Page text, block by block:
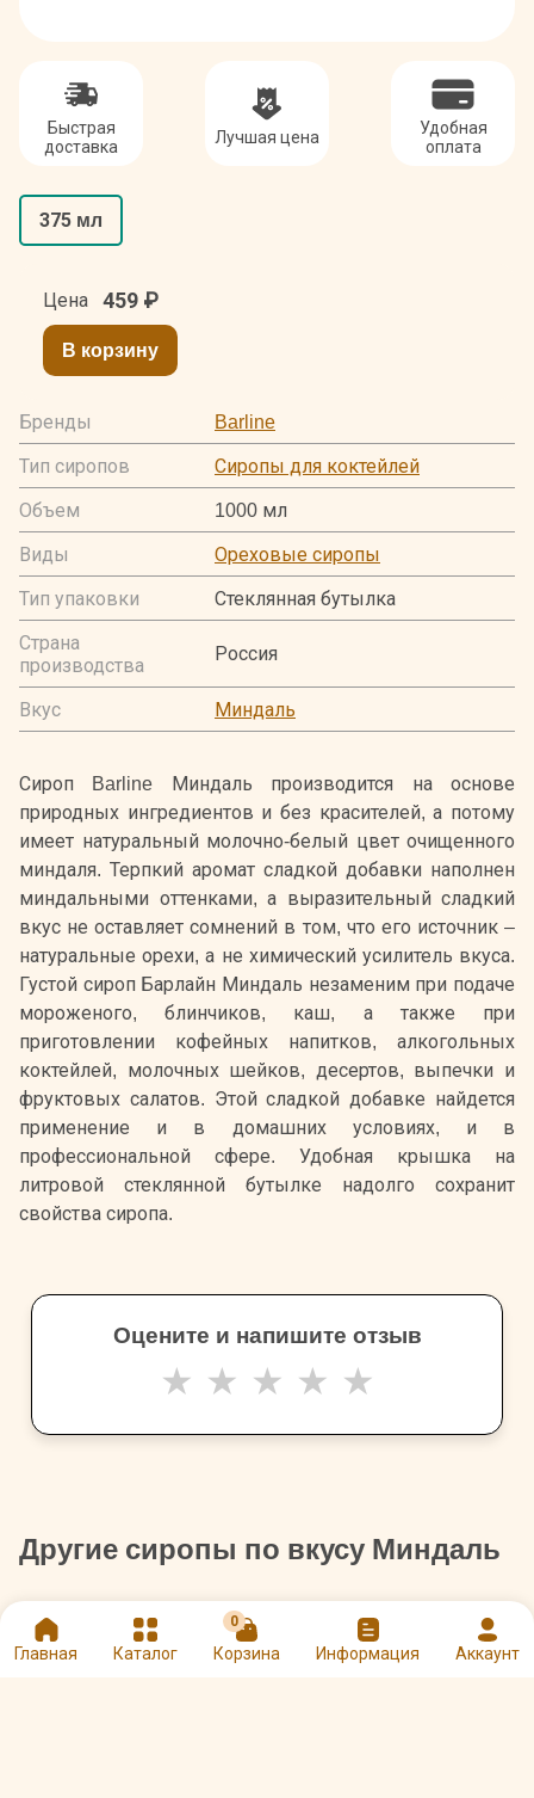
Главная Каталог
0
Корзина Информация Аккаунт
Быстрая
доставка
Лучшая цена
Удобная
оплата
375 мл
Цена 459 ₽
В корзину
Бренды
Barline
Тип сиропов
Сиропы для коктейлей
Объем
1000 мл
Виды
Ореховые сиропы
Тип упаковки
Стеклянная бутылка
Страна
производства
Россия
Вкус Миндаль
Сироп Barline Миндаль производится на основе
природных ингредиентов и без красителей, а потому
имеет натуральный молочно-белый цвет очищенного
миндаля. Терпкий аромат сладкой добавки наполнен
миндальными оттенками, а выразительный сладкий
вкус не оставляет сомнений в том, что его источник –
натуральные орехи, а не химический усилитель вкуса.
Густой сироп Барлайн Миндаль незаменим при подаче
мороженого, блинчиков, каш, а также при
приготовлении кофейных напитков, алкогольных
коктейлей, молочных шейков, десертов, выпечки и
фруктовых салатов. Этой сладкой добавке найдется
применение и в домашних условиях, и в
профессиональной сфере. Удобная крышка на
литровой стеклянной бутылке надолго сохранит
свойства сиропа.
Оцените и напишите отзыв
★ ★ ★ ★ ★
Другие сиропы по вкусу Миндаль